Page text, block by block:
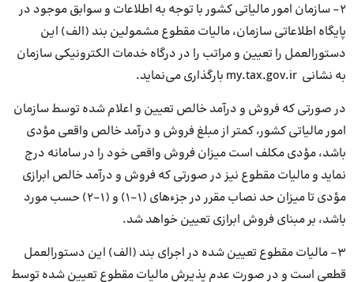
۲- سازمان امور مالیاتی کشور با توجه به اطلاعات و سوابق موجود در
پایگاه اطلاعاتی سازمان، مالیات مقطوع مشمولین بند (الف) این
دستورالعمل را تعیین و مراتب را در درگاه خدمات الکترونیکی سازمان
به نشانی my.tax.gov.ir بارگذاری می‌نماید.
در صورتی که فروش و درآمد خالص تعیین و اعلام شده توسط سازمان
امور مالیاتی کشور، کمتر از مبلغ فروش و درآمد خالص واقعی مؤدی
باشد، مؤدی مکلف است میزان فروش واقعی خود را در سامانه درج
نماید و مالیات مقطوع نیز در صورتی که فروش و درآمد خالص ابرازی
مؤدی تا میزان حد نصاب مقرر در جزءهای (۱-۱) و (۱-۲) حسب مورد
باشد، بر مبنای فروش ابرازی تعیین خواهد شد.
۳- مالیات مقطوع تعیین شده در اجرای بند (الف) این دستورالعمل
قطعی است و در صورت عدم پذیرش مالیات مقطوع تعیین شده توسط